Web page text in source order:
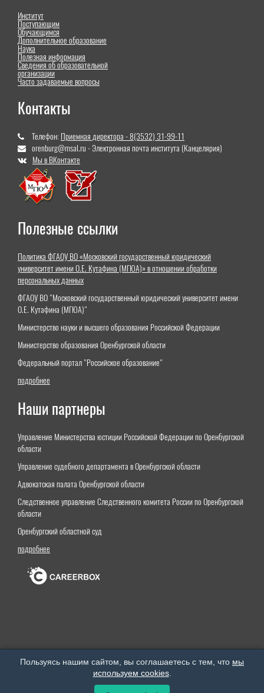
Институт
Поступающим
Обучающимся
Дополнительное образование
Наука
Полезная информация
Сведения об образовательной
организации
Часто задаваемые вопросы
Контакты
Телефон: Приемная директора - 8(3532) 31-99-11
orenburg@msal.ru - Электронная почта института (Канцелярия)
Мы в ВКонтакте
Полезные ссылки
Политика ФГАОУ ВО «Московский государственный юридический
университет имени О.Е. Кутафина (МГЮА)» в отношении обработки
персональных данных
ФГАОУ ВО "Московский государственный юридический университет имени
О.Е. Кутафина (МГЮА)"
Министерство науки и высшего образования Российской Федерации
Министерство образования Оренбургской области
Федеральный портал "Российское образование"
подробнее
Наши партнеры
Управление Министерства юстиции Российской Федерации по Оренбургской
области
Управление судебного департамента в Оренбургской области
Адвокатская палата Оренбургской области
Следственное управление Следственного комитета России по Оренбургской
области
Оренбургский областной суд
подробнее
Пользуясь нашим сайтом, вы соглашаетесь с тем, что мы
используем cookies.
Оренбургский институт (филиал) федерального государственного бюджетного образовательного
учреждения высшего образования «Московский государственный юридический университет